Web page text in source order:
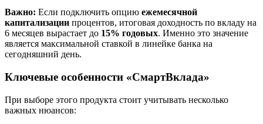
Важно: Если подключить опцию ежемесячной
капитализации процентов, итоговая доходность по вкладу на
6 месяцев вырастает до 15% годовых. Именно это значение
является максимальной ставкой в линейке банка на
сегодняшний день.
Ключевые особенности «СмартВклада»
При выборе этого продукта стоит учитывать несколько
важных нюансов: